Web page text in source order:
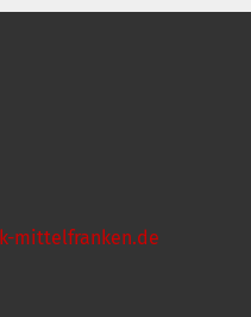
mittelfranken.de